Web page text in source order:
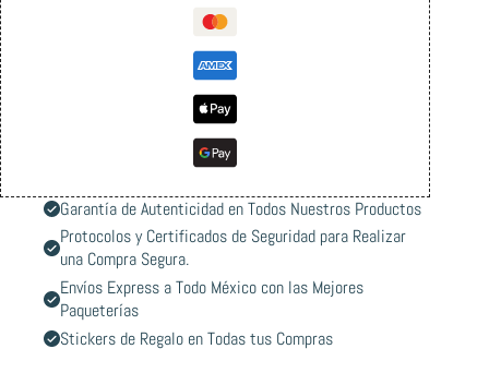
Garantía de Autenticidad en Todos Nuestros Productos
Protocolos y Certificados de Seguridad para Realizar
una Compra Segura.
Envíos Express a Todo México con las Mejores
Paqueterías
Stickers de Regalo en Todas tus Compras